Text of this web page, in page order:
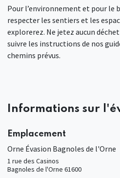
Pour l’environnement et pour le
respecter les sentiers et les
explorerez. Ne jetez aucun
suivre les instructions de nos
chemins prévus.
Informations sur
Emplacement
Orne Évasion Bagnoles de l'Orne
1 rue des Casinos
Bagnoles de l'Orne 61600